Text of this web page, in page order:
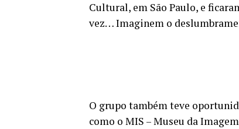
Cultural, em São Paulo, e
vez… Imaginem o
O grupo também teve
como o MIS – Museu da